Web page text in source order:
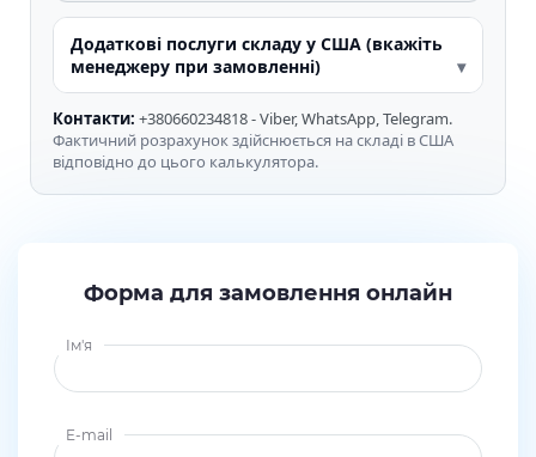
Додаткові послуги складу у США (вкажіть
менеджеру при замовленні)
Контакти: +380660234818 - Viber, WhatsApp, Telegram.
Фактичний розрахунок здійснюється на складі в США
відповідно до цього калькулятора.
Форма для замовлення онлайн
Ім'я
E-mail